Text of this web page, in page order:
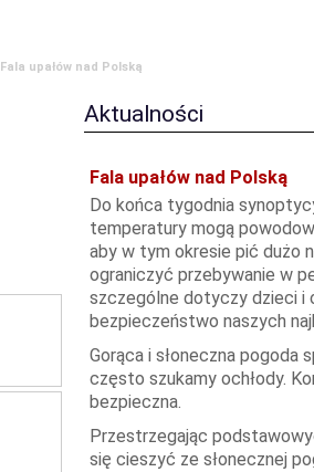
Fala upałów nad Polską
Aktualności
Fala upałów nad Polską
Do końca tygodnia
temperatury mogą
aby w tym okresie pić dużo
ograniczyć przebywanie w
szczególne dotyczy dzieci i
bezpieczeństwo naszych
Gorąca i słoneczna pogoda
często szukamy ochłody.
bezpieczna.
Przestrzegając
się cieszyć ze słonecznej